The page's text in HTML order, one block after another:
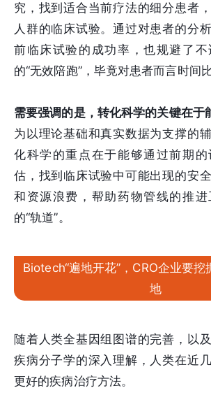
究，找到适合当前疗法的细分患者
人群的临床试验。通过对患者的分
前临床试验的成功率，也规避了
的“无效陪跑”，毕竟对患者而言时间
需要强调的是，转化科学的关键在于
为以理论基础和真实数据为支撑的
化科学的重点在于能够通过前期
估，找到临床试验中可能出现的安
和资源浪费，帮助药物管线的推
的“轨道”。
Biotech“遍地开花”，CRO企业要挖
地
随着人类全基因组图谱的完善，以
疾病分子学的深入理解，人类在近
更好的疾病治疗方法。